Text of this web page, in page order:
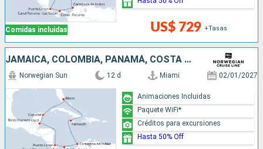
Comidas incluidas US$ 729 +Tasas
JAMAICA, COLOMBIA, PANAMÁ, COSTA RICA, BELICE, MÉXICO, ESTADOS UNIDOS
Norwegian Sun 12 d Miami 02/01/2027
Animaciones Incluidas
Paquete WiFi*
Créditos para excursiones
Hasta 50% Off